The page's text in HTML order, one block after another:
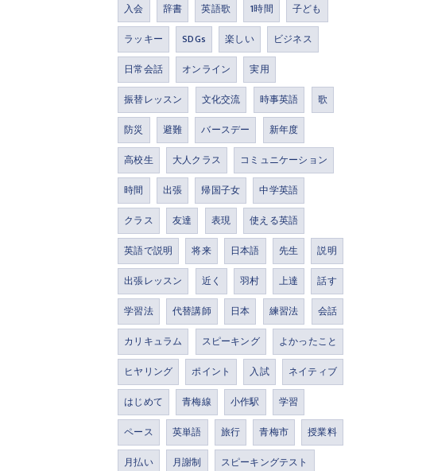
入会
辞書 英語歌 1時間
子ども
ラッキー
SDGs 楽しい
ビジネス
日常会話
オンライン
実用
振替レッスン
文化交流 時事英語
歌
防災
避難 バースデー
新年度
高校生
大人クラス
コミュニケーション
時間
出張 帰国子女
中学英語
クラス
友達 表現
使える英語
英語で説明
将来 日本語 先生
説明
出張レッスン
近く 羽村 上達
話す
学習法
代替講師 日本 練習法
会話
カリキュラム
スピーキング
よかったこと
ヒヤリング
ポイント 入試
ネイティブ
はじめて
青梅線 小作駅
学習
ペース
英単語 旅行 青梅市
授業料
月払い
月謝制
スピーキングテスト